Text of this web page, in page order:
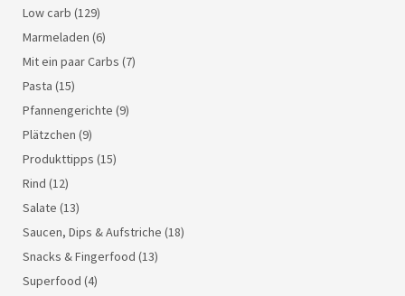
Low carb (129)
Marmeladen (6)
Mit ein paar Carbs (7)
Pasta (15)
Pfannengerichte (9)
Plätzchen (9)
Produkttipps (15)
Rind (12)
Salate (13)
Saucen, Dips & Aufstriche (18)
Snacks & Fingerfood (13)
Superfood (4)